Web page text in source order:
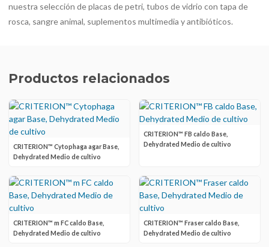
nuestra selección de placas de petri, tubos de vidrio con tapa de
rosca, sangre animal, suplementos multimedia y antibióticos.
Productos relacionados
CRITERION™ Cytophaga agar Base,
Dehydrated Medio de cultivo
CRITERION™ FB caldo Base,
Dehydrated Medio de cultivo
CRITERION™ m FC caldo Base,
Dehydrated Medio de cultivo
CRITERION™ Fraser caldo Base,
Dehydrated Medio de cultivo